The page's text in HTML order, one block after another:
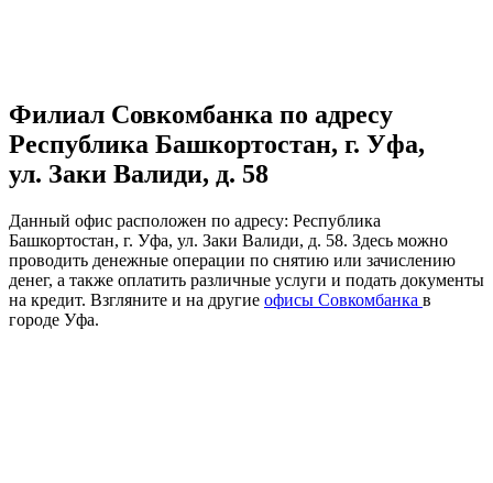
Филиал Совкомбанка по адресу
Республика Башкортостан, г. Уфа,
ул. Заки Валиди, д. 58
Данный офис расположен по адресу: Республика
Башкортостан, г. Уфа, ул. Заки Валиди, д. 58. Здесь можно
проводить денежные операции по снятию или зачислению
денег, а также оплатить различные услуги и подать документы
на кредит. Взгляните и на другие офисы Совкомбанка в
городе Уфа.